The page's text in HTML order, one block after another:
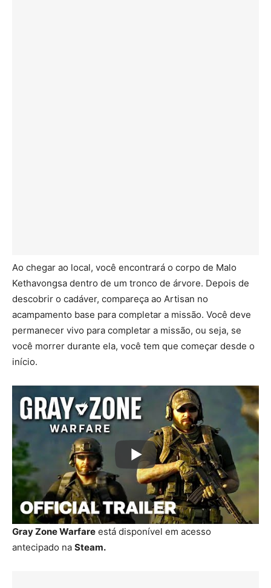
Ao chegar ao local, você encontrará o corpo de Malo
Kethavongsa dentro de um tronco de árvore. Depois de
descobrir o cadáver, compareça ao Artisan no
acampamento base para completar a missão. Você deve
permanecer vivo para completar a missão, ou seja, se
você morrer durante ela, você tem que começar desde o
início.
Gray Zone Warfare está disponível em acesso
antecipado na Steam.